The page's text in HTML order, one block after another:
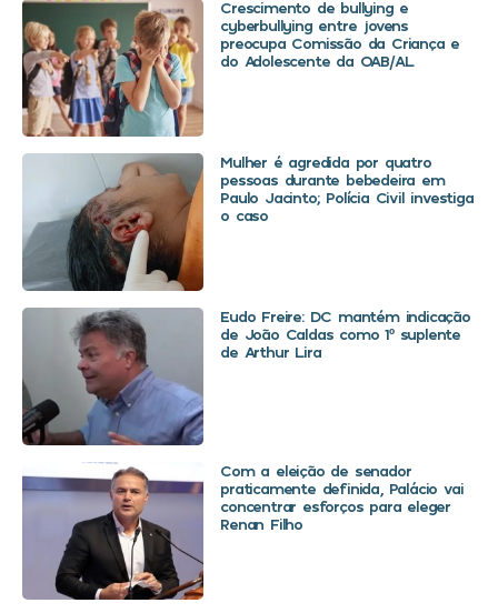
Crescimento de bullying e
cyberbullying entre jovens
preocupa Comissão da Criança e
do Adolescente da OAB/AL
Mulher é agredida por quatro
pessoas durante bebedeira em
Paulo Jacinto; Polícia Civil investiga
o caso
Eudo Freire: DC mantém indicação
de João Caldas como 1º suplente
de Arthur Lira
Com a eleição de senador
praticamente definida, Palácio vai
concentrar esforços para eleger
Renan Filho